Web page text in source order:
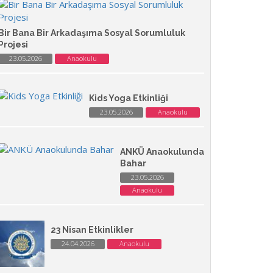
Bir Bana Bir Arkadaşıma Sosyal Sorumluluk
Projesi
23.05.2026 Anaokulu
Kids Yoga Etkinliği
23.05.2026 Anaokulu
ANKÜ Anaokulunda
Bahar
23.05.2026
Anaokulu
23 Nisan Etkinlikler
24.04.2026 Anaokulu